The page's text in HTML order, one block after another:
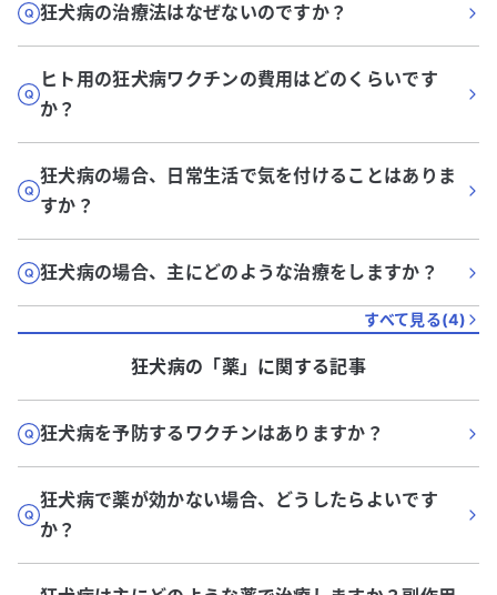
狂犬病の治療法はなぜないのですか？
ヒト用の狂犬病ワクチンの費用はどのくらいです
か？
狂犬病の場合、日常生活で気を付けることはありま
すか？
狂犬病の場合、主にどのような治療をしますか？
すべて見る(4)
狂犬病の「薬」に関する記事
狂犬病を予防するワクチンはありますか？
狂犬病で薬が効かない場合、どうしたらよいです
か？